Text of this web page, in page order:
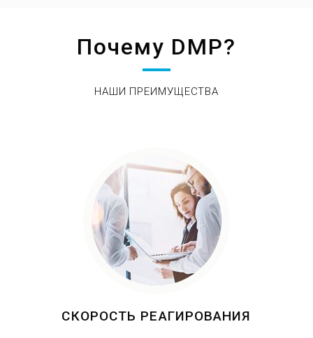
Почему DMP?
НАШИ ПРЕИМУЩЕСТВА
СКОРОСТЬ РЕАГИРОВАНИЯ